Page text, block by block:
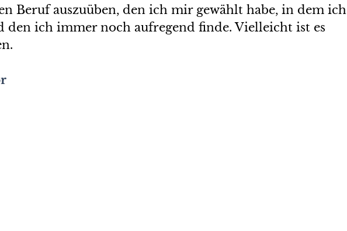
Beruf auszuüben, den ich mir gewählt habe, in dem ich
den ich immer noch aufregend finde. Vielleicht ist es